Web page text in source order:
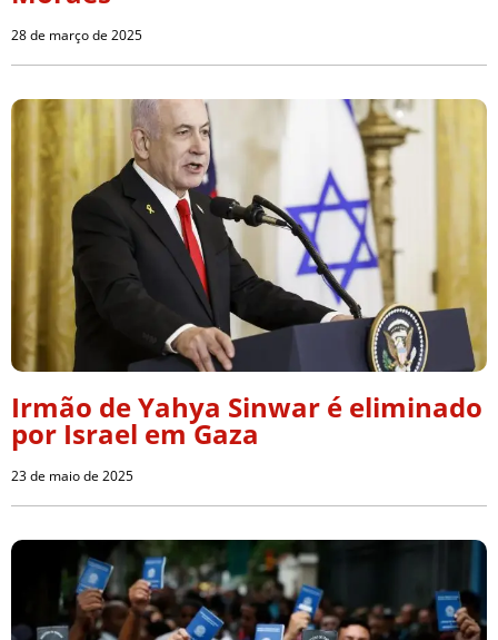
28 de março de 2025
Irmão de Yahya Sinwar é eliminado
por Israel em Gaza
23 de maio de 2025